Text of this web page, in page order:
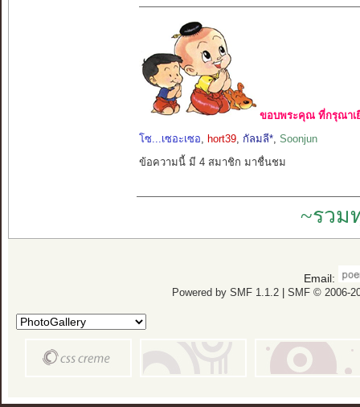
ขอบพระคุณ ที่กรุณาเ
โซ...เซอะเซอ hort39, กัลมลี*, Soonjun
ข้อความนี้ มี 4 สมาชิก มาชื่นชม
~รวม
Email:
Powered by SMF 1.1.2| SMF © 2006-